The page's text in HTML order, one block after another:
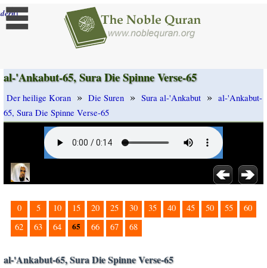
]
al-'Ankabut-65, Sura Die Spinne Verse-65
Der heilige Koran » Die Suren » Sura al-'Ankabut » al-'Ankabut-
65, Sura Die Spinne Verse-65
0 5 10 15 20 25 30 35 40 45 50 55
60
62
63 64 65 66 67 68
al-'Ankabut-65, Sura Die Spinne Verse-65